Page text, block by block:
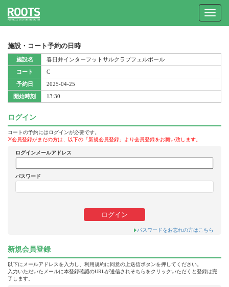
Toggle
施設・コート予約の日時
施設名
コート
予約日
開始時刻
春日井インターフットサルクラブフェルボール
C
2025-04-25
13:30
ログイン
コートの予約にはログインが必要です。
※会員登録がまだの方は、以下の「新規会員登録」より会員登録をお願い致します。
ログインメールアドレス
パスワード
パスワードをお忘れの方はこちら
新規会員登録
以下にメールアドレスを入力し、利用規約に同意の上送信ボタンを押してください。
入力いただいたメールに本登録確認のURLが送信されそちらをクリックいただくと登録は完
了します。